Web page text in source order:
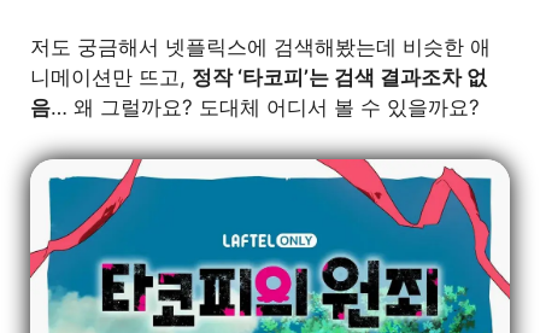
저도 궁금해서 넷플릭스에 검색해봤는데 비슷한 애
니메이션만 뜨고, 정작 ‘타코피’는 검색 결과조차 없
음… 왜 그럴까요? 도대체 어디서 볼 수 있을까요?